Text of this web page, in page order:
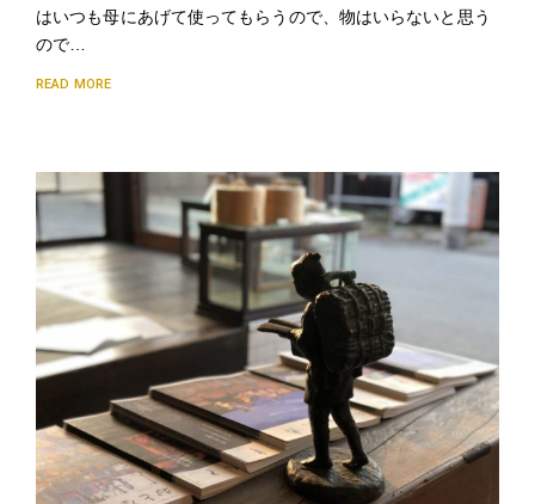
はいつも母にあげて使ってもらうので、物はいらないと思う
ので…
READ MORE